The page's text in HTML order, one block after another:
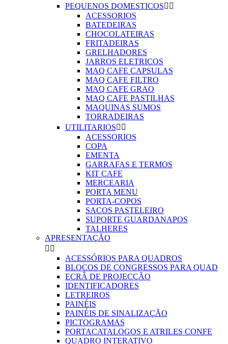
PEQUENOS DOMESTICOS 
ACESSORIOS
BATEDEIRAS
CHOCOLATEIRAS
FRITADEIRAS
GRELHADORES
JARROS ELETRICOS
MAQ CAFE CAPSULAS
MAQ CAFE FILTRO
MAQ CAFE GRAO
MAQ CAFE PASTILHAS
MAQUINAS SUMOS
TORRADEIRAS
UTILITARIOS 
ACESSORIOS
COPA
EMENTA
GARRAFAS E TERMOS
KIT CAFE
MERCEARIA
PORTA MENU
PORTA-COPOS
SACOS PASTELEIRO
SUPORTE GUARDANAPOS
TALHERES
APRESENTAÇÃO
 
ACESSÓRIOS PARA QUADROS
BLOCOS DE CONGRESSOS PARA QUAD
ECRÂ DE PROJECÇÃO
IDENTIFICADORES
LETREIROS
PAINÉIS
PAINÉIS DE SINALIZAÇÃO
PICTOGRAMAS
PORTACATALOGOS E ATRILES CONFE
QUADRO INTERATIVO